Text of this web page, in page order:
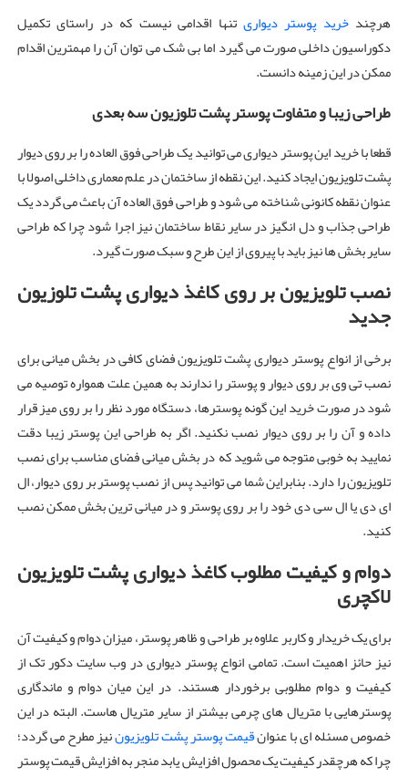
هرچندخرید پوستر دیواری تنها اقدامی نیست که در راستای تکمیل
دکوراسیون داخلی صورت می گیرد اما بی شک می توان آن را مهمترین اقدام
ممکن در این زمینه دانست.
طراحی زیبا و متفاوت پوستر پشت تلوزیون سه بعدی
قطعا با خرید این پوستر دیواری می توانید یک طراحی فوق العاده را بر روی دیوار
پشت تلویزیون ایجاد کنید. این نقطه از ساختمان در علم معماری داخلی اصولا با
عنوان نقطه کانونی شناخته می شود و طراحی فوق العاده آن باعث می گردد یک
طراحی جذاب و دل انگیز در سایر نقاط ساختمان نیز اجرا شود چرا که طراحی
سایر بخش ها نیز باید با پیروی از این طرح و سبک صورت گیرد.
نصب تلویزیون بر روی کاغذ دیواری پشت تلوزیون
جدید
برخی از انواع پوستر دیواری پشت تلویزیون فضای کافی در بخش میانی برای
نصب تی وی بر روی دیوار و پوستر را ندارند به همین علت همواره توصیه می
شود در صورت خرید این گونه پوسترها، دستگاه مورد نظر را بر روی میز قرار
داده و آن را بر روی دیوار نصب نکنید. اگر به طراحی این پوستر زیبا دقت
نمایید به خوبی متوجه می شوید که در بخش میانی فضای مناسب برای نصب
تلویزیون را دارد. بنابراین شما می توانید پس از نصب پوستر بر روی دیوار، ال
ای دی یا ال سی دی خود را بر روی پوستر و در میانی ترین بخش ممکن نصب
کنید.
دوام و کیفیت مطلوب کاغذ دیواری پشت تلویزیون
لاکچری
برای یک خریدار و کاربر علاوه بر طراحی و ظاهر پوستر، میزان دوام و کیفیت آن
نیز حائز اهمیت است. تمامی انواع پوستر دیواری در وب سایت دکور تک از
کیفیت و دوام مطلوبی برخوردار هستند. در این میان دوام و ماندگاری
پوسترهایی با متریال های چرمی بیشتر از سایر متریال هاست. البته در این
خصوص مسئله ای با عنوانقیمت پوستر پشت تلویزیوننیز مطرح می گردد؛
چرا که هرچقدر کیفیت یک محصول افزایش یابد منجر به افزایش قیمت پوستر